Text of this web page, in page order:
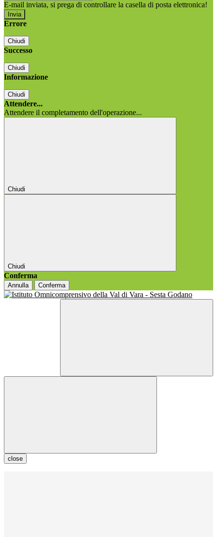
E-mail inviata, si prega di controllare la casella di posta elettronica!
Errore
Chiudi
Successo
Chiudi
Informazione
Chiudi
Attendere...
Attendere il completamento dell'operazione...
Chiudi
Chiudi
Conferma
Annulla Conferma
close